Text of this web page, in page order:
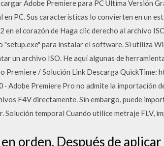
Adobe Premiere para PC Última Versión
PC. Sus características lo convierten en un
el corazón de Haga clic derecho al archivo
"setup.exe" para instalar el software. Si utiliza
un archivo ISO. He aquí algunas de
Premiere / Solución Link Descarga QuickTime:
Premiere Pro no admite la importación
F4V directamente. Sin embargo, puede
temporal Cuando utilice metraje FLV,
orden. Después de